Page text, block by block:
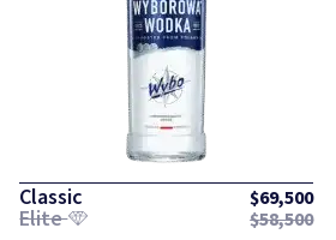
Classic $69,500
Elite $58,500